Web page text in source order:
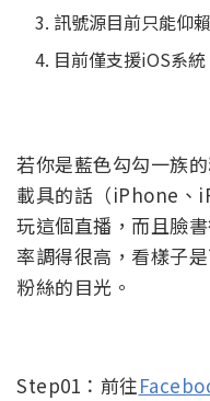
訊號源目前只能仰
目前僅支援iOS系
若你是藍色勾勾一族
載具的話（iPhone、
玩這個直播，而且臉
率調得很高，看樣子
粉絲的目光。
Step01：前往